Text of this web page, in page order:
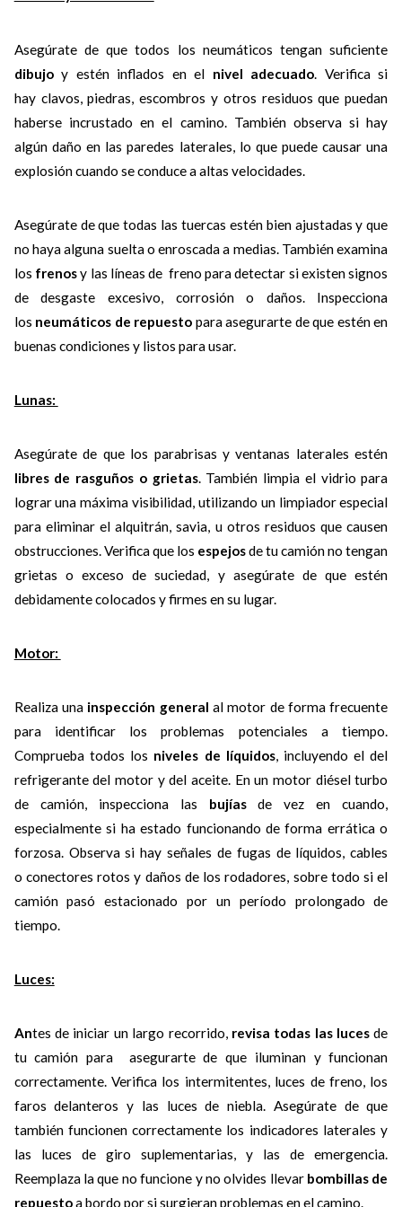
Asegúrate de que todos los neumáticos tengan suficiente
dibujoy estén inflados en el nivel adecuado . Verifica si
hay clavos, piedras, escombros y otros residuos que puedan
haberse incrustado en el camino. También observa si hay
algún daño en las paredes laterales, lo que puede causar una
explosión cuando se conduce a altas velocidades.
Asegúrate de que todas las tuercas estén bien ajustadas y que
no haya alguna suelta o enroscada a medias. También examina
los frenosy las líneas de freno para detectar si existen signos
de desgaste excesivo, corrosión o daños. Inspecciona
los neumáticos de repuesto para asegurarte de que estén en
buenas condiciones y listos para usar.
Lunas:
Asegúrate de que los parabrisas y ventanas laterales estén
libres de rasguños o grietas. También limpia el vidrio para
lograr una máxima visibilidad, utilizando un limpiador especial
para eliminar el alquitrán, savia, u otros residuos que causen
obstrucciones. Verifica que los espejosde tu camión no tengan
grietas o exceso de suciedad, y asegúrate de que estén
debidamente colocados y firmes en su lugar.
Motor:
Realiza una inspección general al motor de forma frecuente
para identificar los problemas potenciales a tiempo.
Comprueba todos los niveles de líquidos, incluyendo el del
refrigerante del motor y del aceite. En un motor diésel turbo
de camión, inspecciona las bujíasde vez en cuando,
especialmente si ha estado funcionando de forma errática o
forzosa. Observa si hay señales de fugas de líquidos, cables
o conectores rotos y daños de los rodadores, sobre todo si el
camión pasó estacionado por un período prolongado de
tiempo.
Luces:
Antes de iniciar un largo recorrido, revisa todas las lucesde
tu camión para asegurarte de que iluminan y funcionan
correctamente. Verifica los intermitentes, luces de freno, los
faros delanteros y las luces de niebla. Asegúrate de que
también funcionen correctamente los indicadores laterales y
las luces de giro suplementarias, y las de emergencia.
Reemplaza la que no funcione y no olvides llevar bombillas de
repuestoa bordo por si surgieran problemas en el camino.